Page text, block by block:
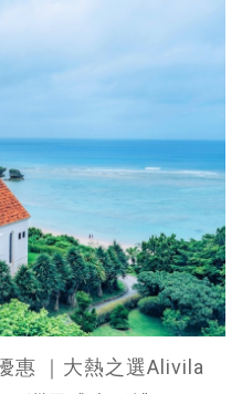
惠 ｜大熱之選Alivila